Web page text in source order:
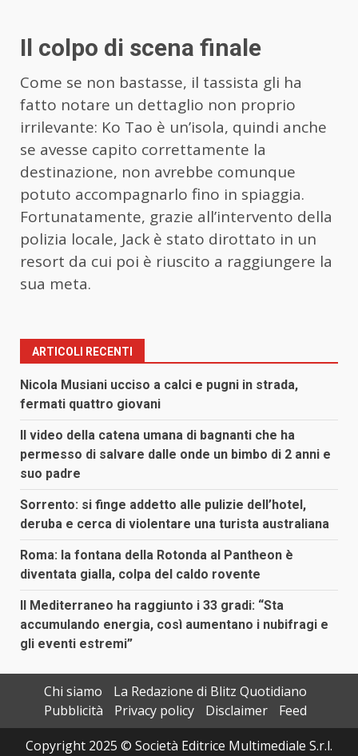
Il colpo di scena finale
Come se non bastasse, il tassista gli ha
fatto notare un dettaglio non proprio
irrilevante: Ko Tao è un’isola, quindi anche
se avesse capito correttamente la
destinazione, non avrebbe comunque
potuto accompagnarlo fino in spiaggia.
Fortunatamente, grazie all’intervento della
polizia locale, Jack è stato dirottato in un
resort da cui poi è riuscito a raggiungere la
sua meta.
ARTICOLI RECENTI
Nicola Musiani ucciso a calci e pugni in strada,
fermati quattro giovani
Il video della catena umana di bagnanti che ha
permesso di salvare dalle onde un bimbo di 2 anni e
suo padre
Sorrento: si finge addetto alle pulizie dell’hotel,
deruba e cerca di violentare una turista australiana
Roma: la fontana della Rotonda al Pantheon è
diventata gialla, colpa del caldo rovente
Il Mediterraneo ha raggiunto i 33 gradi: “Sta
accumulando energia, così aumentano i nubifragi e
gli eventi estremi”
Chi siamo
La Redazione di Blitz Quotidiano
Pubblicità
Privacy policy Disclaimer
Feed
Copyright 2025 © Società Editrice Multimediale S.r.l.